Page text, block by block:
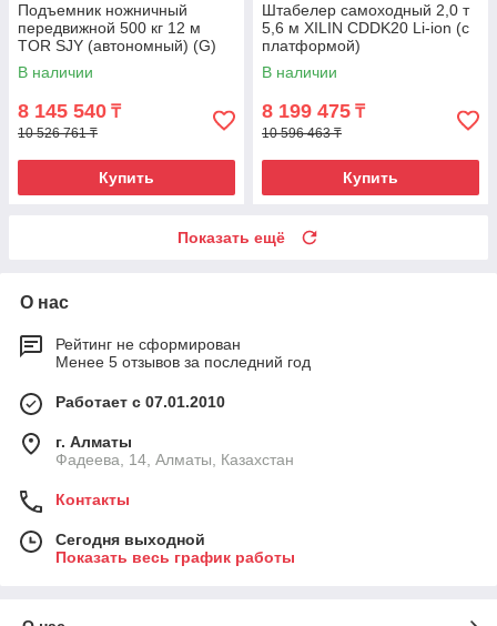
Подъемник ножничный
передвижной 500 кг 12 м
TOR SJY (автономный) (G)
В наличии
8 145 540 ₸
10 526 761 ₸
Купить
Штабелер самоходный 2,0 т
5,6 м XILIN CDDK20 Li-ion (с
платформой)
В наличии
8 199 475 ₸
10 596 463 ₸
Купить
Показать ещё
О нас
Рейтинг не сформирован
Менее 5 отзывов за последний год
Работает с 07.01.2010
г. Алматы
Фадеева, 14, Алматы, Казахстан
Контакты
Сегодня выходной
Показать весь график работы